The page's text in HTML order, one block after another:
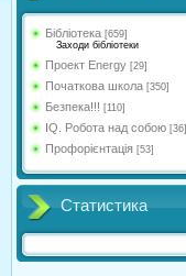
Бібліотека [659]
Заходи бібліотеки
Проект Energy [29]
Початкова школа [350]
Безпека!!! [110]
IQ. Робота над собою [36]
Профорієнтація [53]
Статистика